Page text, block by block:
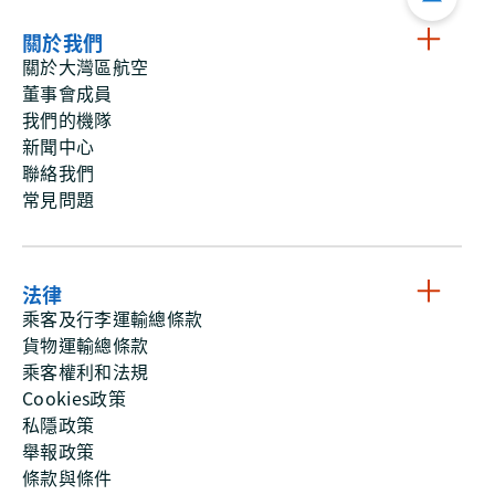
關於我們
關於大灣區航空
董事會成員
我們的機隊
新聞中心
聯絡我們
常見問題
法律
乘客及行李運輸總條款
貨物運輸總條款
乘客權利和法規
Cookies政策
私隱政策
舉報政策
條款與條件